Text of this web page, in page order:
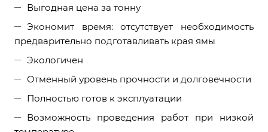
Выгодная цена за тонну
Экономит время: отсутствует необходимость
предварительно подготавливать края ямы
Экологичен
Отменный уровень прочности и долговечности
Полностью готов к эксплуатации
Возможность проведения работ при низкой